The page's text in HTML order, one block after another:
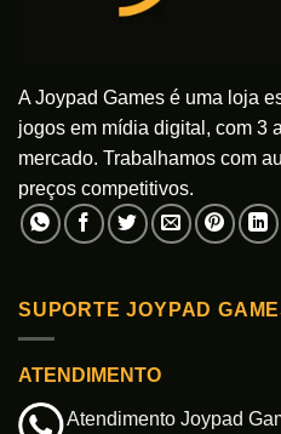
A Joypad Games é uma loja
jogos em mídia digital, com 3
mercado. Trabalhamos com
preços competitivos.
SUPORTE JOYPAD
ATENDIMENTO
Atendimento Joypad